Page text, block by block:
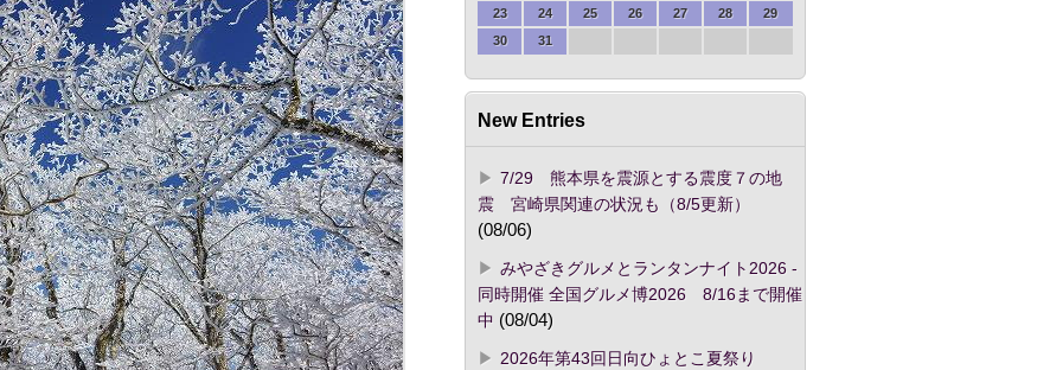
23 24 25 26 27 28
29
30
31
New Entries
7/29 熊本県を震源とする震度７の地
震 宮崎県関連の状況も（8/5更新）
(08/06)
みやざきグルメとランタンナイト2026 -
同時開催 全国グルメ博2026 8/16まで開催
中 (08/04)
2026年第43回日向ひょとこ夏祭り